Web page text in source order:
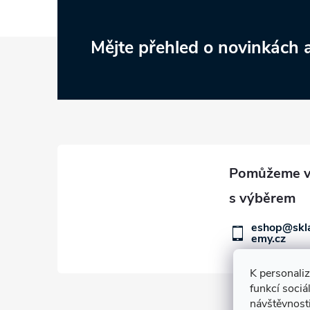
K
funkcí
Mějte přehled o novinkách
emy.cz